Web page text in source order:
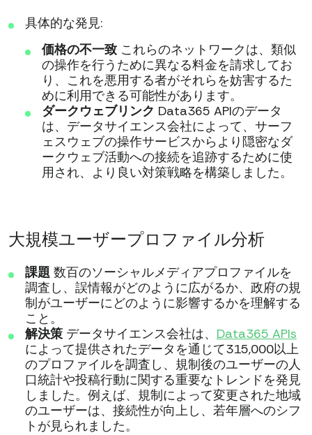
具体的な発見:
価格の不一致 これらのネットワークは、類似
の操作を行うために異なる料金を請求してお
り、これを悪用する者がそれらを妨害するた
めに利用できる可能性があります。
ダークウェブリンク Data365 APIのデータ
は、データサイエンス会社によって、サーフ
ェスウェブの操作サービスからより隠密なダ
ークウェブ活動への接続を追跡するために使
用され、より良い対策戦略を構築しました。
大規模ユーザープロファイル分析
課題 数百のソーシャルメディアプロファイルを
調査し、誤情報がどのように広がるか、政府の規
制がユーザーにどのように影響するかを理解する
こと。
解決策 データサイエンス会社は、 Data365 APIs
によって提供されたデータを通じて315,000以上
のプロファイルを調査し、規制後のユーザーの人
口統計や投稿行動に関する重要なトレンドを発見
しました。例えば、規制によって変更された地域
のユーザーは、接続性が向上し、若年層へのシフ
トが見られました。